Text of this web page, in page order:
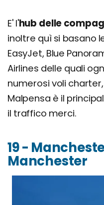
E' l'hub delle
inoltre quì si basano
EasyJet, Blue
Airlines delle quali
numerosi voli
Malpensa è il
il traffico merci.
19 -
Manchester